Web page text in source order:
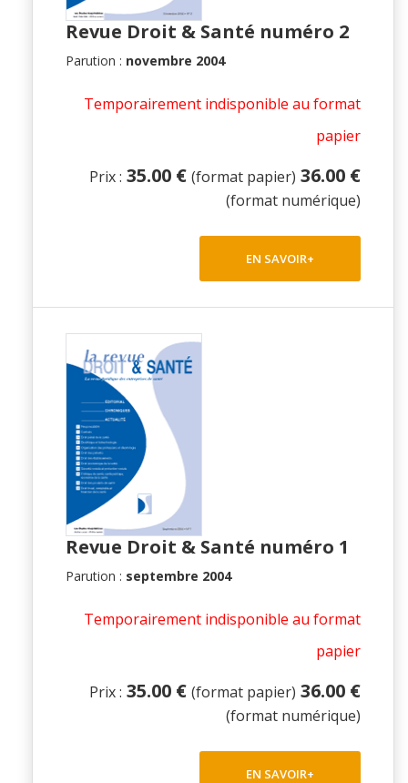
Revue Droit & Santé numéro 2
Parution : novembre 2004
Temporairement indisponible au format
papier
Prix : 35.00 € (format papier) 36.00 €
(format numérique)
EN SAVOIR+
Revue Droit & Santé numéro 1
Parution : septembre 2004
Temporairement indisponible au format
papier
Prix : 35.00 € (format papier) 36.00 €
(format numérique)
EN SAVOIR+